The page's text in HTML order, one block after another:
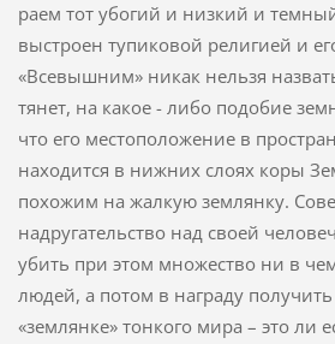
раем тот убогий и низкий и
выстроен тупиковой религией и
«Всевышним» никак нельзя
тянет, на какое - либо подобие
что его местоположение в
находится в нижних слоях коры
похожим на жалкую землянку.
надругательство над своей
убить при этом множество ни в
людей, а потом в награду
«землянке» тонкого мира – это ли